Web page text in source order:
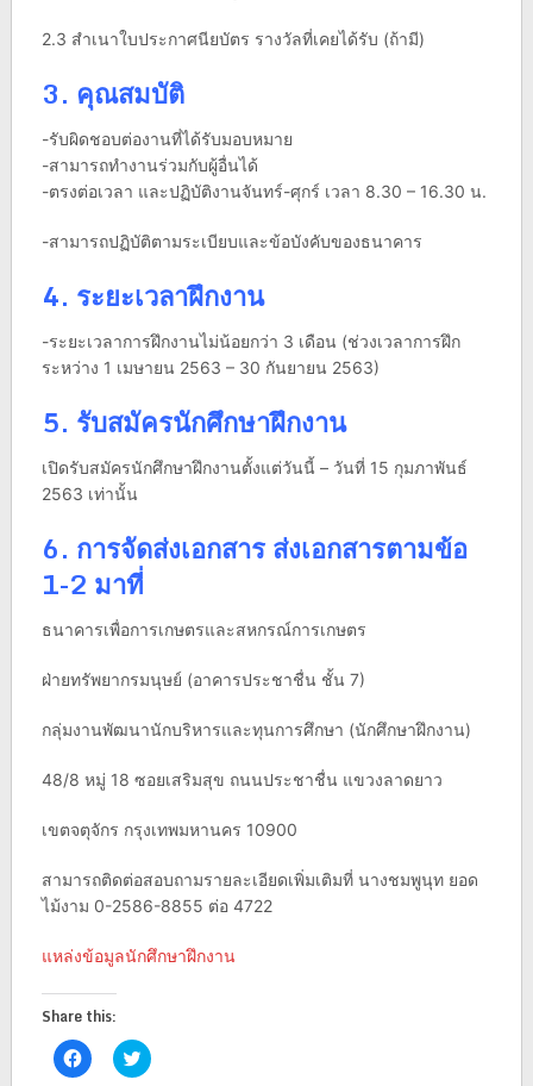
2.3 สำเนาใบประกาศนียบัตร รางวัลที่เคยได้รับ (ถ้ามี)
3. คุณสมบัติ
-รับผิดชอบต่องานที่ได้รับมอบหมาย
-สามารถทำงานร่วมกับผู้อื่นได้
-ตรงต่อเวลา และปฏิบัติงานจันทร์-ศุกร์ เวลา 8.30 – 16.30 น.
-สามารถปฏิบัติตามระเบียบและข้อบังคับของธนาคาร
4. ระยะเวลาฝึกงาน
-ระยะเวลาการฝึกงานไม่น้อยกว่า 3 เดือน (ช่วงเวลาการฝึก
ระหว่าง 1 เมษายน 2563 – 30 กันยายน 2563)
5. รับสมัครนักศึกษาฝึกงาน
เปิดรับสมัครนักศึกษาฝึกงานตั้งแต่วันนี้ – วันที่ 15 กุมภาพันธ์
2563 เท่านั้น
6. การจัดส่งเอกสาร ส่งเอกสารตามข้อ
1-2 มาที่
ธนาคารเพื่อการเกษตรและสหกรณ์การเกษตร
ฝ่ายทรัพยากรมนุษย์ (อาคารประชาชื่น ชั้น 7)
กลุ่มงานพัฒนานักบริหารและทุนการศึกษา (นักศึกษาฝึกงาน)
48/8 หมู่ 18 ซอยเสริมสุข ถนนประชาชื่น แขวงลาดยาว
เขตจตุจักร กรุงเทพมหานคร 10900
สามารถติดต่อสอบถามรายละเอียดเพิ่มเติมที่ นางชมพูนุท ยอด
ไม้งาม 0-2586-8855 ต่อ 4722
แหล่งข้อมูลนักศึกษาฝึกงาน
Share this:
Click
to
Click
to